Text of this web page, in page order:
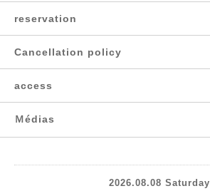
reservation
Cancellation policy
access
Ｍédias
2026.08.08 Saturday